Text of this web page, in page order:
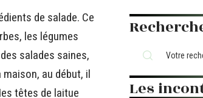
de salade. Ce
les légumes
salades saines,
au début, il
têtes de laitue
Les